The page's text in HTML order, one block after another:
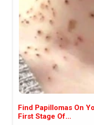
Find Papillomas On
First Stage Of...